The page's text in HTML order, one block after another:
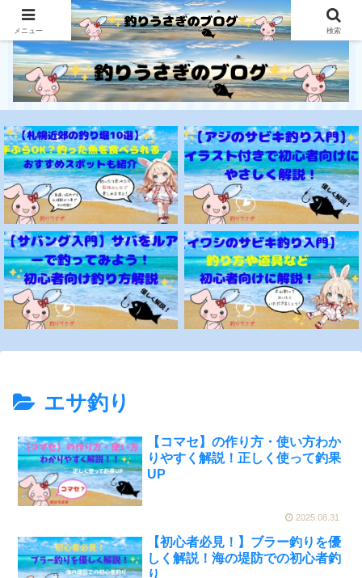
釣り初心者にとっても優しいサイト
エサ釣り
【コマセ】の作り方・使い方わか
りやすく解説！正しく使って釣果
UP
2025.08.31
【初心者必見！】ブラー釣りを優
しく解説！海の堤防での初心者釣
り
メニュー 検索